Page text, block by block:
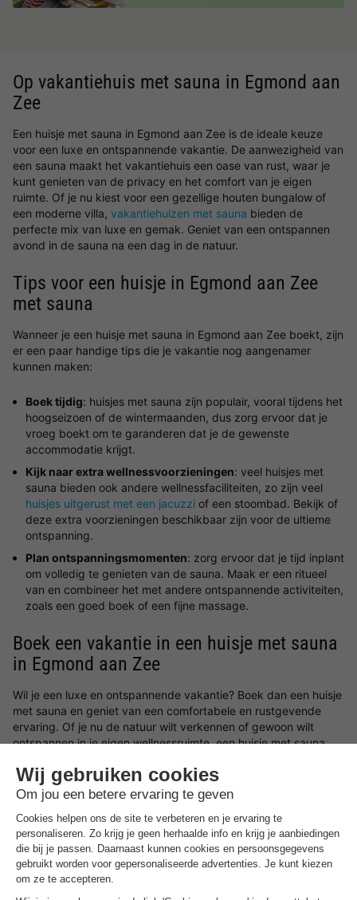
Op vakantiehuis met sauna in Egmond aan
Zee
Een huisje met sauna in Egmond aan Zee is de ideale keuze
voor een luxe en ontspannende vakantie. De aanwezigheid van
een sauna maakt het vakantiehuis een oase van rust, waar je
kunt genieten van de privacy en het comfort van je eigen
ruimte. Of je nu kiest voor een gezellige houten bungalow of
een moderne villa, vakantiehuizen met sauna bieden de
perfecte mix van luxe en gemak. Geniet van een ontspannen
avond in de sauna na een dag in de natuur.
Tips voor een huisje in Egmond aan Zee
met sauna
Wanneer je een huisje met sauna in Egmond aan Zee boekt, zijn
er een paar handige tips die je vakantie nog aangenamer
kunnen maken:
Boek tijdig: huisjes met sauna zijn populair, vooral tijdens het
hoogseizoen of de wintermaanden, dus zorg ervoor dat je
vroeg boekt om te garanderen dat je de gewenste
accommodatie krijgt.
Kijk naar extra wellnessvoorzieningen: veel huisjes met
sauna bieden ook andere wellnessfaciliteiten, zo zijn veel
huisjes uitgerust met een jacuzzi of een stoombad. Bekijk of
deze extra voorzieningen beschikbaar zijn voor de ultieme
ontspanning.
Plan ontspanningsmomenten: zorg ervoor dat je tijd inplant
om volledig te genieten van de sauna. Maak er een ritueel
van en combineer het met andere ontspannende activiteiten,
zoals een goed boek of een fijne massage.
Boek een vakantie in een huisje met sauna
in Egmond aan Zee
Wil je een luxe en ontspannende vakantie? Boek dan een huisje
met sauna en geniet van een comfortabele en rustgevende
ervaring. Of je nu de natuur wilt verkennen of gewoon wilt
ontspannen in je eigen wellnessruimte, een huisje met sauna
Boek vandaag nog en ervaar de voordelen van een huisje met
sauna in Egmond aan Zee!
Verrassendevakantiepark aanbiedingen